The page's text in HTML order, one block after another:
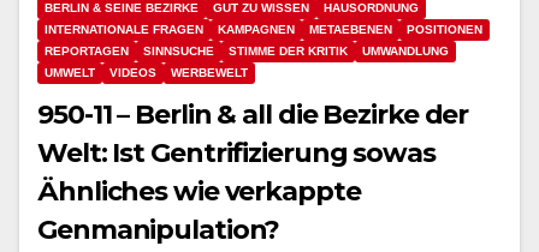
BERLIN & SEINE BEZIRKE GUT ZU WISSEN
HAUSORDNUNG
INTERNATIONALE FRAGEN
KAMPAGNEN METAEBENEN
POSITIONEN
REPORTAGEN
SINNSUCHE STIMME DER KRITIK
UMWANDLUNG
UMWELT
VIDEOS WERBEWELT
950-11 – Berlin & all die Bezirke der
Welt: Ist Gentrifizierung sowas
Ähnliches wie verkappte
Genmanipulation?